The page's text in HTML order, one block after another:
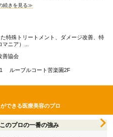
続きを見る≫
特殊トリートメント、ダメージ改善、特
ニア）...
善協会
ルーブルコート苦楽園2F
できる医療美容のプロ
このプロの一番の強み